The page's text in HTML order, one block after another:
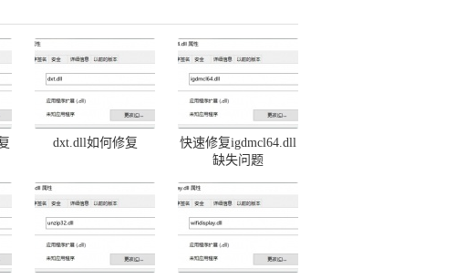
dxt.dll如何修复
快速修复igdmcl64.dll
缺失问题